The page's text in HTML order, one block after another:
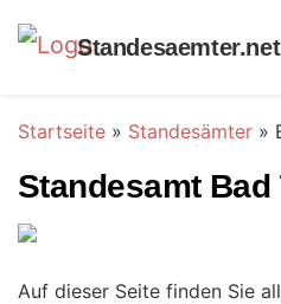
Standesaemter.net
Startseite » Standesämter »
Standesamt Bad
Auf dieser Seite finden Sie